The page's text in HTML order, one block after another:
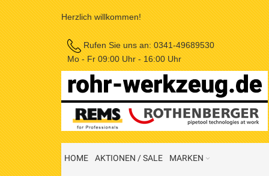
Herzlich willkommen!
Rufen Sie uns an: 0341-49689530
Mo - Fr 09:00 Uhr - 16:00 Uhr
HOME AKTIONEN / SALE MARKEN